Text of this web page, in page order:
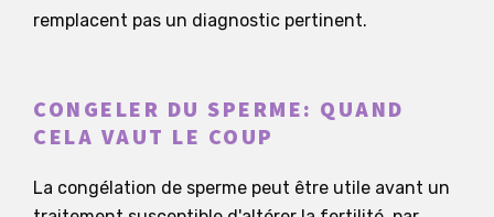
remplacent pas un diagnostic pertinent.
CONGELER DU SPERME: QUAND
CELA VAUT LE COUP
La congélation de sperme peut être utile avant un